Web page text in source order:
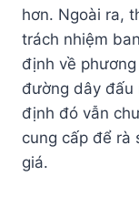
hơn. Ngoài ra,
trách nhiệm
định về
đường dây đấu
định đó vẫn
cung cấp để rà
giá.